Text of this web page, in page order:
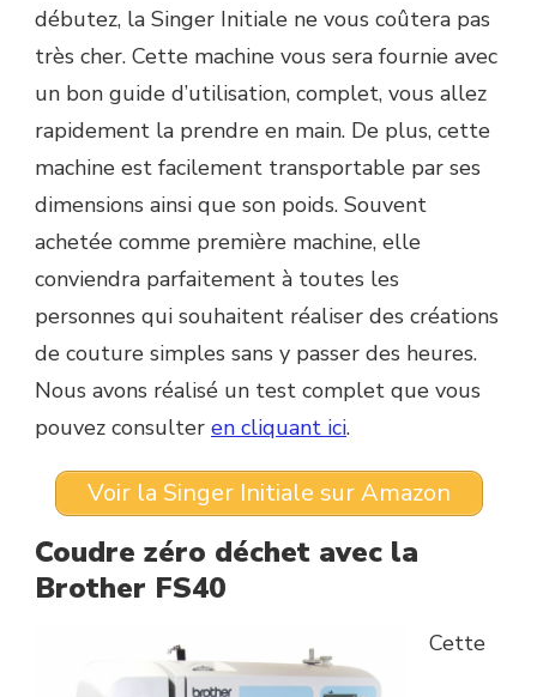
débutez, la Singer Initiale ne vous coûtera pas
très cher. Cette machine vous sera fournie avec
un bon guide d’utilisation, complet, vous allez
rapidement la prendre en main. De plus, cette
machine est facilement transportable par ses
dimensions ainsi que son poids. Souvent
achetée comme première machine, elle
conviendra parfaitement à toutes les
personnes qui souhaitent réaliser des créations
de couture simples sans y passer des heures.
Nous avons réalisé un test complet que vous
pouvez consulter en cliquant ici.
Voir la Singer Initiale sur Amazon
Coudre zéro déchet avec la
Brother FS40
Cette